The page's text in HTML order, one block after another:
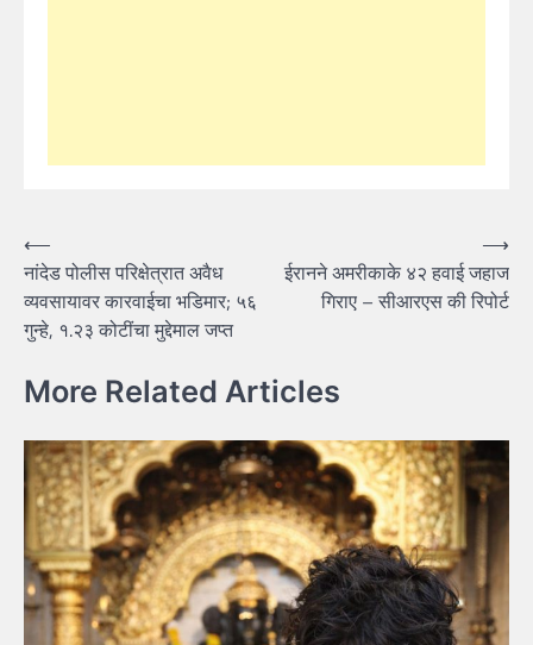
Post
navigation
⟵
नांदेड पोलीस परिक्षेत्रात अवैध
व्यवसायावर कारवाईचा भडिमार; ५६
गुन्हे, १.२३ कोटींचा मुद्देमाल जप्त
ईरानने अमरीकाके ४२ हवाई जहाज
गिराए – सीआरएस की रिपोर्ट
⟶
More Related Articles